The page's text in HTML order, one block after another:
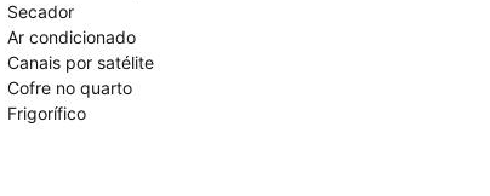
Secador
Ar condicionado
Canais por satélite
Cofre no quarto
Frigorífico